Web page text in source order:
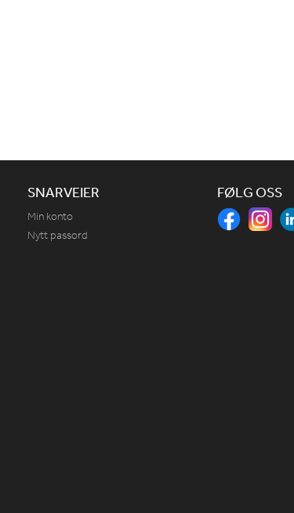
SNARVEIER
Min konto
Nytt passord
FØLG OSS